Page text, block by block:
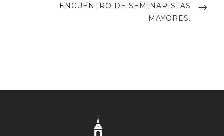
NEXT
ENCUENTRO DE SEMINARISTAS
MAYORES.